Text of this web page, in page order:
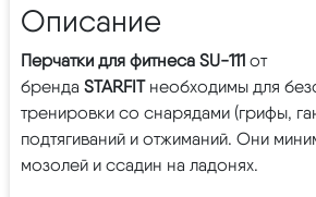
Описание
Перчатки для фитнеса SU-111 от
бренда STARFITнеобходимы для
тренировки со снарядами (грифы,
подтягиваний и отжиманий. Они
мозолей и ссадин на ладонях.